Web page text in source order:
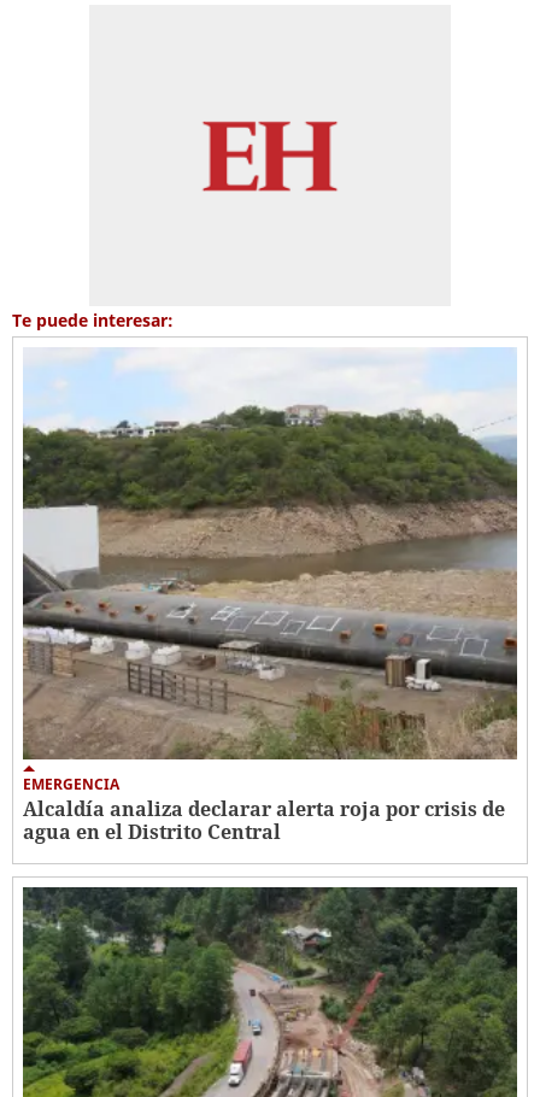
Te puede interesar:
EMERGENCIA
Alcaldía analiza declarar alerta roja por crisis de
agua en el Distrito Central